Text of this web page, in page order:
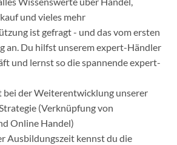
und vieles mehr
ist gefragt - und das vom ersten
an. Du hilfst unserem expert-Händler
und lernst so die spannende expert-
der Weiterentwicklung unserer
(Verknüpfung von
Online Handel)
Ausbildungszeit kennst du die